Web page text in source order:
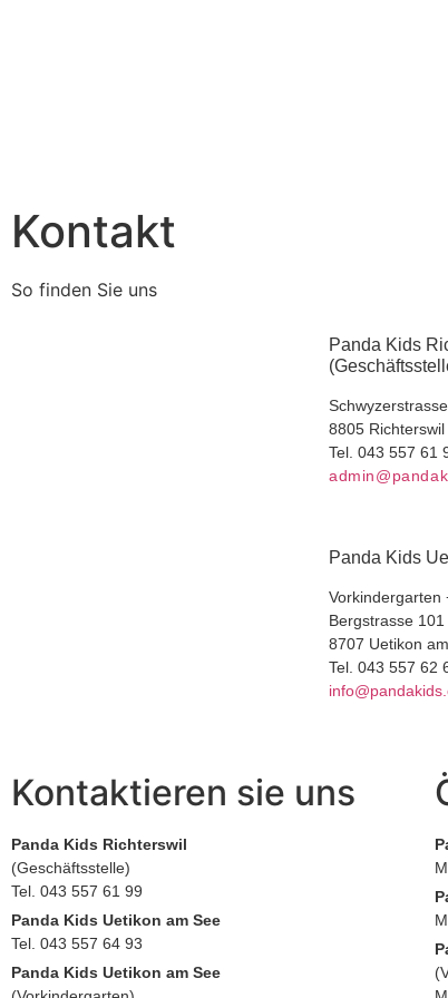
Kontakt
So finden Sie uns
Panda Kids
8805 Richterswil
Tel. 043 557 61
Panda Kids
Vorkindergarten
Bergstrasse 101
8707 Uetikon
Tel. 043 557 62
Kontaktieren sie uns
Panda Kids Richterswil
(Geschäftsstelle)
Tel. 043 557 61 99
Panda Kids Uetikon am See
Tel. 043 557 64 93
Panda Kids Uetikon am See